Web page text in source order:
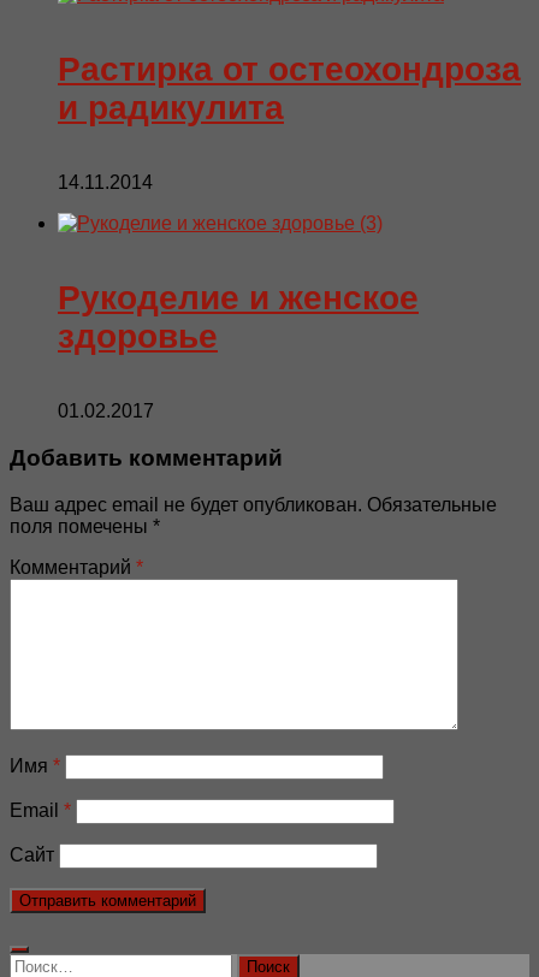
Растирка от остеохондроза
и радикулита
14.11.2014
Рукоделие и женское
здоровье
01.02.2017
Добавить комментарий
Ваш адрес email не будет опубликован. Обязательные
поля помечены *
Комментарий *
Имя *
Email *
Сайт
Найти: